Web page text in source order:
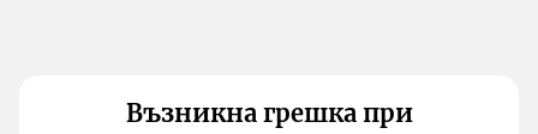
Възникна грешка при